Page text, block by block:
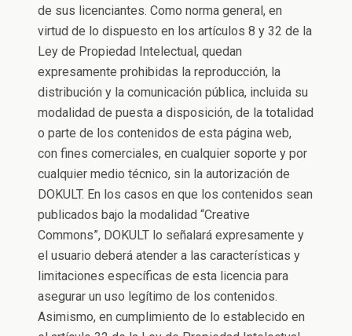
de sus licenciantes. Como norma general, en
virtud de lo dispuesto en los artículos 8 y 32 de la
Ley de Propiedad Intelectual, quedan
expresamente prohibidas la reproducción, la
distribución y la comunicación pública, incluida su
modalidad de puesta a disposición, de la totalidad
o parte de los contenidos de esta página web,
con fines comerciales, en cualquier soporte y por
cualquier medio técnico, sin la autorización de
DOKULT. En los casos en que los contenidos sean
publicados bajo la modalidad “Creative
Commons”, DOKULT lo señalará expresamente y
el usuario deberá atender a las características y
limitaciones específicas de esta licencia para
asegurar un uso legítimo de los contenidos.
Asimismo, en cumplimiento de lo establecido en